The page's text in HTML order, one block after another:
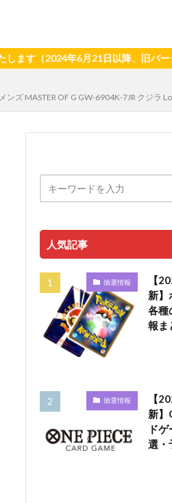
年6月21日以降、旧バージョンア
MASTER OF G GW-6904K-7JR クジラ
人気記事
抽選情報
【
新】
各種
報ま
抽選情報
【
新】
ド
選・